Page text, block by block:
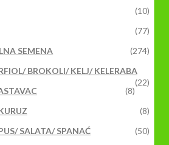
(10)
(77)
SEMENA
(274)
BROKOLI/ KELJ/ KELERABA
(22)
(8)
(8)
SALATA/ SPANAĆ
(50)